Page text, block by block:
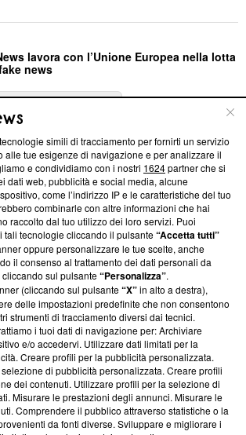
lavora con l’Unione Europea nella lotta
news
informazioni trasparenti su Blasting
editoriali e su come ci impegniamo a
Inoltre, afferma la nostra aderenza a
with Integrity’Blasting News non è
programma, ma ha richiesto di farne
non ha ancora effettuato una verifica di
simili di tracciamento per fornirti un servizio
alle tue esigenze di navigazione e per analizzare il
e condividiamo con i nostri 1624partner che si
dati web, pubblicità e social media, alcune
come l’indirizzo IP e le caratteristiche del tuo
combinarle con altre informazioni che hai
raccolto dal tuo utilizzo dei loro servizi. Puoi
tali tecnologie cliccando il pulsante“Accetta tutti”
oppure personalizzare le tue scelte, anche
il consenso al trattamento dei dati personali da
sul pulsante“Personalizza”.
(cliccando sul pulsante“X”in alto a destra),
delle impostazioni predefinite che non consentono
strumenti di tracciamento diversi dai tecnici.
i tuoi dati di navigazione per: Archiviare
e/o accedervi. Utilizzare dati limitati per la
Creare profili per la pubblicità personalizzata.
di pubblicità personalizzata. Creare profili
dei contenuti. Utilizzare profili per la selezione di
Misurare le prestazioni degli annunci. Misurare le
Comprendere il pubblico attraverso statistiche o la
da fonti diverse. Sviluppare e migliorare i